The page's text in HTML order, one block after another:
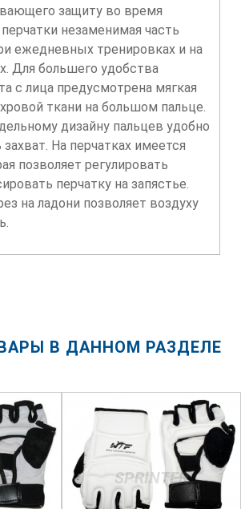
защиту во время
незаменимая часть
ежедневных тренировках и на
Для большего удобства
с лица предусмотрена мягкая
ткани на большом пальце.
дизайну пальцев удобно
На перчатках имеется
позволяет регулировать
перчатку на запястье.
на ладони позволяет воздуху
В ДАННОМ РАЗДЕЛЕ
SPRINTER